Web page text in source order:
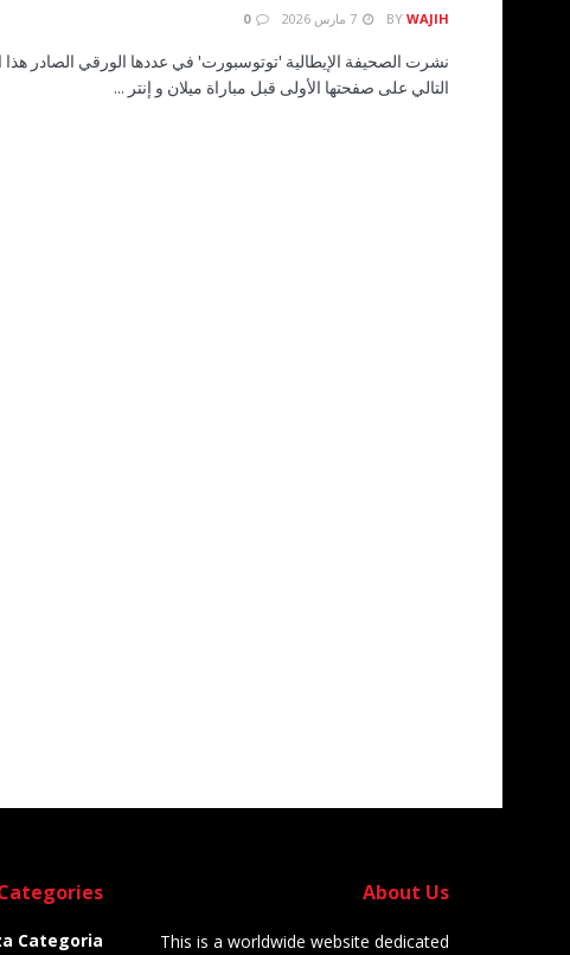
BY WAJIH
0
نشرت الصحيفة الإيطالية 'توتوسبورت' في عددها الورقي الصادر هذا
التالي على صفحتها الأولى قبل مباراة ميلان و إنتر ...
About Us
This is a worldwide website dedicated
Categoria